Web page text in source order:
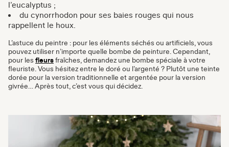
l’eucalyptus ;
du cynorrhodon pour ses baies rouges qui nous
rappellent le houx.
L’astuce du peintre : pour les éléments séchés ou artificiels, vous
pouvez utiliser n’importe quelle bombe de peinture. Cependant,
pour les fleurs fraîches, demandez une bombe spéciale à votre
fleuriste. Vous hésitez entre le doré ou l’argenté ? Plutôt une teinte
dorée pour la version traditionnelle et argentée pour la version
givrée… Après tout, c’est vous qui décidez.